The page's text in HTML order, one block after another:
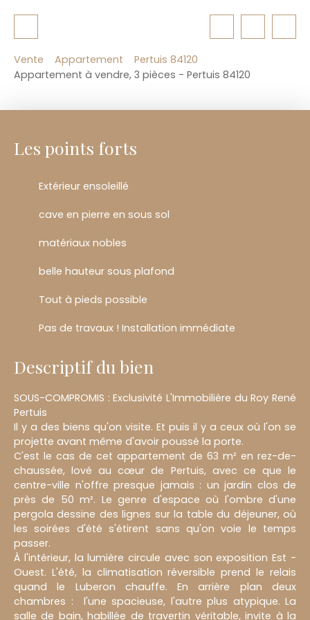
Vente Appartement
Pertuis 84120
Appartement à vendre, 3 pièces - Pertuis 84120
Les points forts
Extérieur ensoleillé
cave en pierre en sous sol
matériaux nobles
belle hauteur sous plafond
Tout à pieds possible
Pas de travaux ! Installation immédiate
Descriptif du bien
SOUS-COMPROMIS : Exclusivité L'Immobilière du Roy René
Pertuis
Il y a des biens qu'on visite. Et puis il y a ceux où l'on se
projette avant même d'avoir poussé la porte.
C'est le cas de cet appartement de 63 m² en rez-de-
chaussée, lové au cœur de Pertuis, avec ce que le
centre-ville n'offre presque jamais : un jardin clos de
près de 50 m². Le genre d'espace où l'ombre d'une
pergola dessine des lignes sur la table du déjeuner, où
les soirées d'été s'étirent sans qu'on voie le temps
passer.
À l'intérieur, la lumière circule avec son exposition Est -
Ouest. L'été, la climatisation réversible prend le relais
quand le Luberon chauffe. En arrière plan deux
chambres : l'une spacieuse, l'autre plus atypique. La
salle de bain, habillée de travertin véritable, invite à la